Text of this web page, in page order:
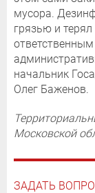
мусора.
грязью и
начальник
Олег Баженов.
Московской
ЗАДАТЬ